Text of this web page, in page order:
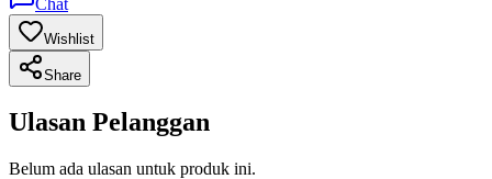
Wishlist
Share
Ulasan Pelanggan
Belum ada ulasan untuk produk ini.